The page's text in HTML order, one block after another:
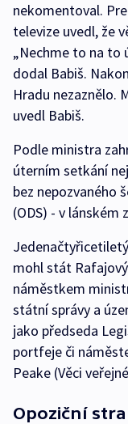
nekomentoval.
televize uvedl, že
„Nechme to na to
dodal Babiš.
Hradu nezaznělo.
uvedl Babiš.
Podle ministra
úterním setkání
bez nepozvaného
(ODS) - v
mohl stát
náměstkem
státní správy a
jako předseda
portfeje či
Peake (Věci
Opoziční